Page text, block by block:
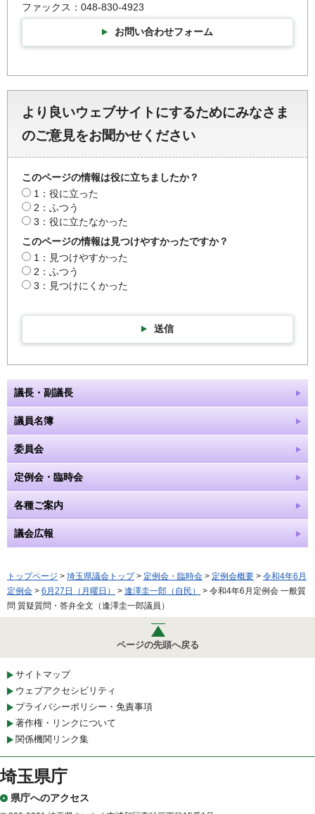
ファックス：048-830-4923
お問い合わせフォーム
より良いウェブサイトにするためにみなさま
のご意見をお聞かせください
このページの情報は役に立ちましたか？
1：役に立った
2：ふつう
3：役に立たなかった
このページの情報は見つけやすかったですか？
1：見つけやすかった
2：ふつう
3：見つけにくかった
送信
議長・副議長
議員名簿
委員会
定例会・臨時会
各種ご案内
議会広報
トップページ > 埼玉県議会トップ> 定例会・臨時会 > 定例会概要 > 令和4年6月
定例会 > 6月27日（月曜日） > 逢澤圭一郎（自民）
> 令和4年6月定例会 一般質
問 質疑質問・答弁全文（逢澤圭一郎議員）
ページの先頭へ戻る
サイトマップ
ウェブアクセシビリティ
プライバシーポリシー・免責事項
著作権・リンクについて
関係機関リンク集
埼玉県庁
県庁へのアクセス